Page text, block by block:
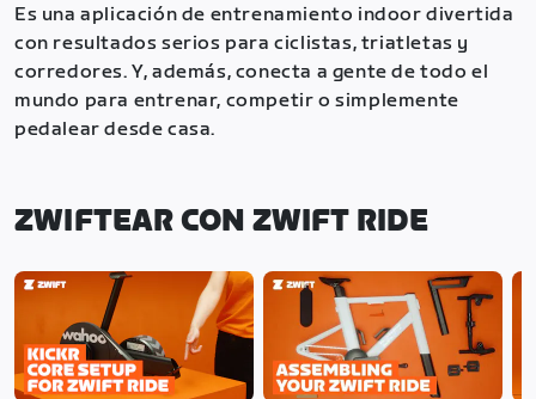
Es una aplicación de entrenamiento indoor divertida
con resultados serios para ciclistas, triatletas y
corredores. Y, además, conecta a gente de todo el
mundo para entrenar, competir o simplemente
pedalear desde casa.
ZWIFTEAR CON ZWIFT RIDE